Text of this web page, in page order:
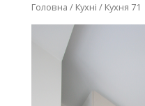
Головна / Кухні / Кухня 71